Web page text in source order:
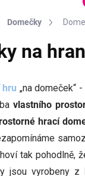
Domečky
na
hru „na domeček“
vlastního
hrací
tak pohodlně,
jsou vyrobeny z